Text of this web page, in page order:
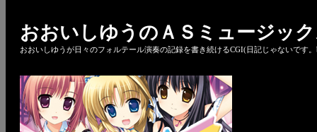
おおいしゆうのＡＳミュージッ
おおいしゆうが日々のフォルテール演奏の記録を書き続けるCGI(日記じゃないです